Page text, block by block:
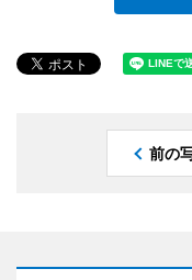
前の